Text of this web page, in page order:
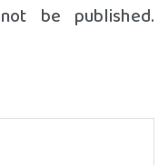
be published.